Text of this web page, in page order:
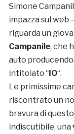
Simone
impazza sul web
riguarda un
Campanile, che
auto
intitolato “IO“.
Le primissime
riscontrato un
bravura di
indiscutibile, una